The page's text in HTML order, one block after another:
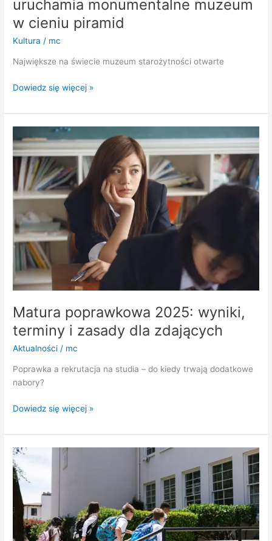
uruchamia monumentalne muzeum
w cieniu piramid
Kultura / mc
Największe na świecie muzeum starożytności otwarte
Dowiedz się więcej »
Matura poprawkowa 2025: wyniki,
terminy i zasady dla zdających
Aktualności / mc
Poprawka a rekrutacja na studia – do kiedy trwają dodatkowe
nabory?
poprawkowa
2025:
wyniki,
terminy
i
zasady
dla
zdających
Dowiedz się więcej »
Dobry
Start
2025/2026
300